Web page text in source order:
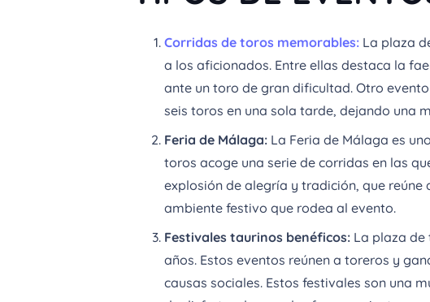
Corridas de toros memorables: La plaza
a los aficionados. Entre ellas destaca la
ante un toro de gran dificultad. Otro
seis toros en una sola tarde, dejando una
Feria de Málaga: La Feria de Málaga es
toros acoge una serie de corridas en las
explosión de alegría y tradición, que
ambiente festivo que rodea al evento.
Festivales taurinos benéficos: La plaza
años. Estos eventos reúnen a toreros y
causas sociales. Estos festivales son una